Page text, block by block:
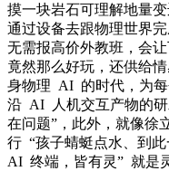
摸一块岩石可理解地量
通过设备去跟物理世界
无需报高价外教班，会
竟然那么好玩，还供给
身物理 AI 的时代，为
沿 AI 人机交互产物的
在问题”，此外，就像徐
行 “孩子蜻蜓点水、到
AI 终端，皆有灵” 就是